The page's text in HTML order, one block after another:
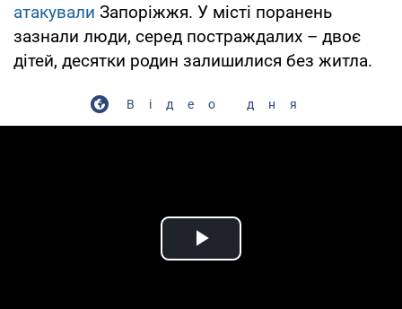
атакували Запоріжжя. У місті поранень
зазнали люди, серед постраждалих – двоє
дітей, десятки родин залишилися без житла.
Відео дня
Play Video